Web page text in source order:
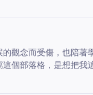
觀念而受傷，也陪著
個部落格，是想把我